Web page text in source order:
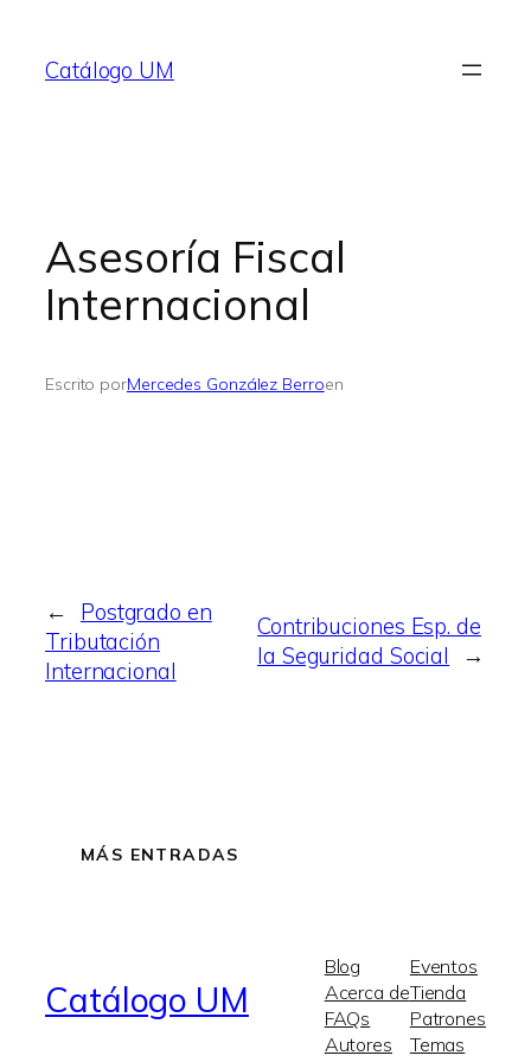
contenido
Catálogo UM
Asesoría Fiscal
Internacional
Escrito porMercedes González Berroen
←
Postgrado en
Tributación
Internacional
Contribuciones Esp. de
la Seguridad Social
→
MÁS ENTRADAS
Catálogo UM
Blog
Acerca de
FAQs
Autores
Eventos
Tienda
Patrones
Temas